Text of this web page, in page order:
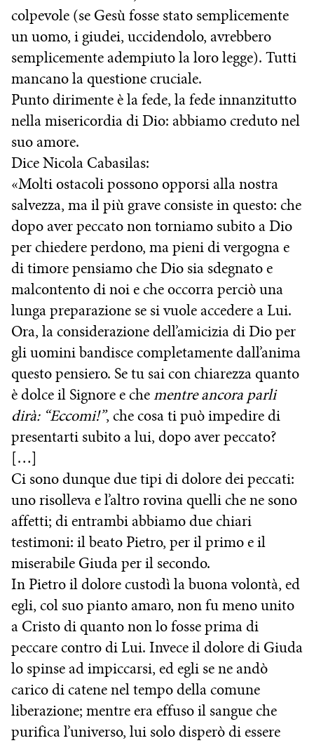
colpevole (se Gesù fosse stato semplicemente
un uomo, i giudei, uccidendolo, avrebbero
semplicemente adempiuto la loro legge). Tutti
mancano la questione cruciale.
Punto dirimente è la fede, la fede innanzitutto
nella misericordia di Dio: abbiamo creduto nel
suo amore.
Dice Nicola Cabasilas:
«Molti ostacoli possono opporsi alla nostra
salvezza, ma il più grave consiste in questo: che
dopo aver peccato non torniamo subito a Dio
per chiedere perdono, ma pieni di vergogna e
di timore pensiamo che Dio sia sdegnato e
malcontento di noi e che occorra perciò una
lunga preparazione se si vuole accedere a Lui.
Ora, la considerazione dell’amicizia di Dio per
gli uomini bandisce completamente dall’anima
questo pensiero. Se tu sai con chiarezza quanto
è dolce il Signore e chementre ancora parli
dirà: “Eccomi!”, che cosa ti può impedire di
presentarti subito a lui, dopo aver peccato?
[…]
Ci sono dunque due tipi di dolore dei peccati:
uno risolleva e l’altro rovina quelli che ne sono
affetti; di entrambi abbiamo due chiari
testimoni: il beato Pietro, per il primo e il
miserabile Giuda per il secondo.
In Pietro il dolore custodì la buona volontà, ed
egli, col suo pianto amaro, non fu meno unito
a Cristo di quanto non lo fosse prima di
peccare contro di Lui. Invece il dolore di Giuda
lo spinse ad impiccarsi, ed egli se ne andò
carico di catene nel tempo della comune
liberazione; mentre era effuso il sangue che
purifica l’universo, lui solo disperò di essere